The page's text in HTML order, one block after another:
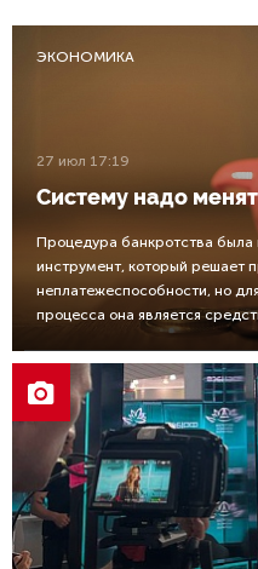
ЭКОНОМИКА
27 июл 17:19
Систему надо
Процедура банкротства
инструмент, который решает
неплатежеспособности, но
процесса она является